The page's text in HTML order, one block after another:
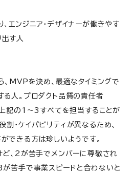
エンジニア・デザイナーが働きやす
す人
、MVPを決め、最適なタイミングで
る人。プロダクト品質の責任者
記の1〜3すべてを担当することが
割・ケイパビリティが異なるため、
できる方は珍しいようです。
ど、2が苦手でメンバーに尊敬され
が苦手で事業スピードと合わないと